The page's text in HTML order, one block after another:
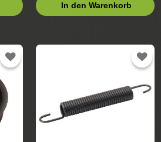
In den Warenkorb